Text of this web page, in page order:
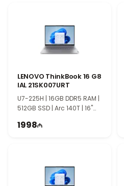
отличается простым дизайном,
что делает его хорошим выбором
LENOVO ThinkBook 16 G8
IAL 21SK007URT
U7-225H | 16GB DDR5 RAM |
512GB SSD | Arc 140T | 16"
1998